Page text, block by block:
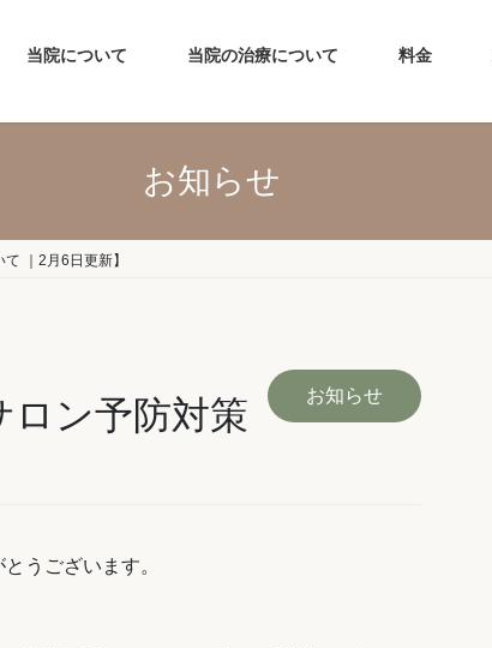
当院について 当院の治療について 料金
お知らせ
｜2月6日更新】
お知らせ
ロン予防対策
うございます。